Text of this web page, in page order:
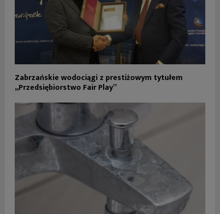
Zabrzańskie wodociągi z prestiżowym tytułem
„Przedsiębiorstwo Fair Play”